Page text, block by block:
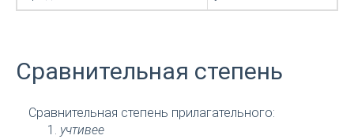
Сравнительная степень
Сравнительная степень прилагательного:
учтивее